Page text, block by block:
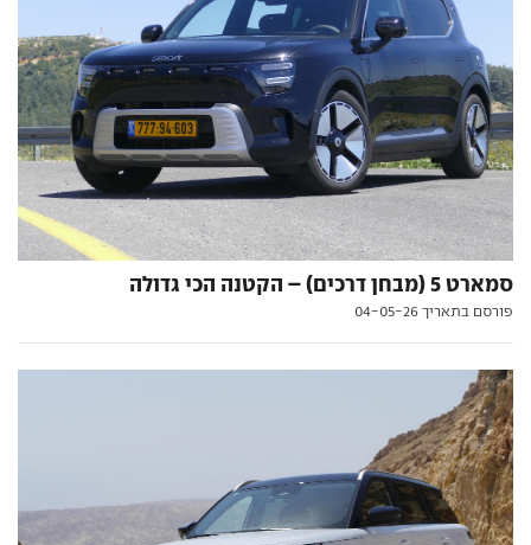
סמארט 5 (מבחן דרכים) – הקטנה הכי גדולה
פורסם בתאריך 04-05-26